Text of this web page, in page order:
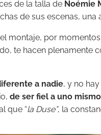
de la talla de Noémie
de sus escenas, una
montaje, por
te hacen plenamente
a nadie, y no
de ser fiel a uno
que “la Duse”, la